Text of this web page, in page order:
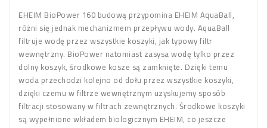
EHEIM BioPower 160 budową przypomina EHEIM AquaBall,
różni się jednak mechanizmem przepływu wody. AquaBall
filtruje wodę przez wszystkie koszyki, jak typowy filtr
wewnętrzny. BioPower natomiast zasysa wodę tylko przez
dolny koszyk, środkowe kosze są zamknięte. Dzięki temu
woda przechodzi kolejno od dołu przez wszystkie koszyki,
dzięki czemu w filtrze wewnętrznym uzyskujemy sposób
filtracji stosowany w filtrach zewnętrznych. Środkowe koszyki
są wypełnione wkładem biologicznym EHEIM, co jeszcze